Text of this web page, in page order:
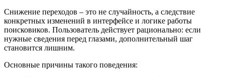
Снижение переходов – это не случайность, а следствие
конкретных изменений в интерфейсе и логике работы
поисковиков. Пользователь действует рационально: если
нужные сведения перед глазами, дополнительный шаг
становится лишним.
Основные причины такого поведения: